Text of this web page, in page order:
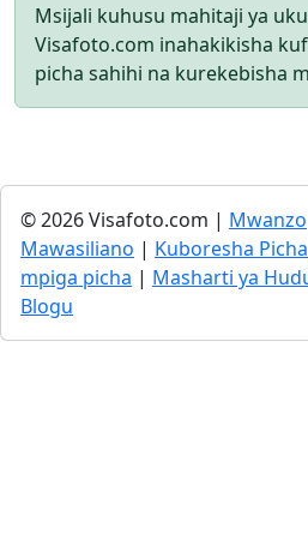
Msijali kuhusu mahitaji ya
Visafoto.com inahakikisha
picha sahihi na kurekebisha
© 2026 Visafoto.com | Mwanzo
Mawasiliano | Kuboresha Picha
mpiga picha | Masharti ya
Blogu